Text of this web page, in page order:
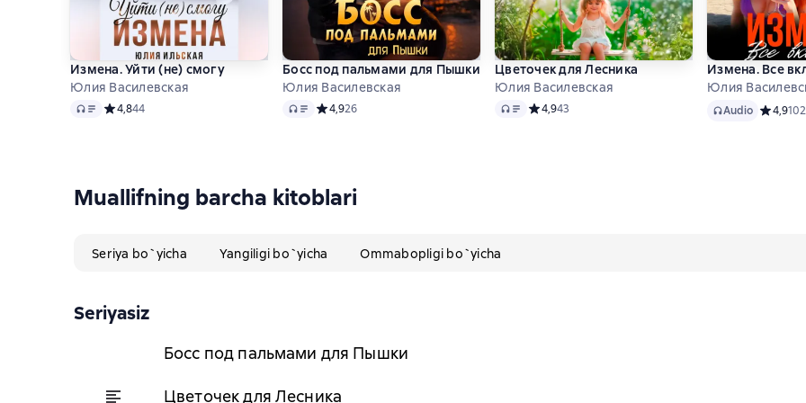
Измена. Уйти (не) смогу
Юлия Василевская
Audio Средний рейтинг 4,8 на основе 44 оценок
4,844
Босс под пальмами для Пышки
Юлия Василевская
Audio Средний рейтинг 4,9 на основе 26 оценок
4,926
Цветочек для Лесника
Юлия Василевская
Audio Средний рейтинг 4,9 на основе 43 оценок
4,943
Измена. Все
Юлия
AudioAudio 4,9102
Muallifning barcha kitoblari
Seriya bo`yicha Yangiligi bo`yicha Ommabopligi bo`yicha
Seriyasiz
Босс под пальмами для Пышки
Цветочек для Лесника